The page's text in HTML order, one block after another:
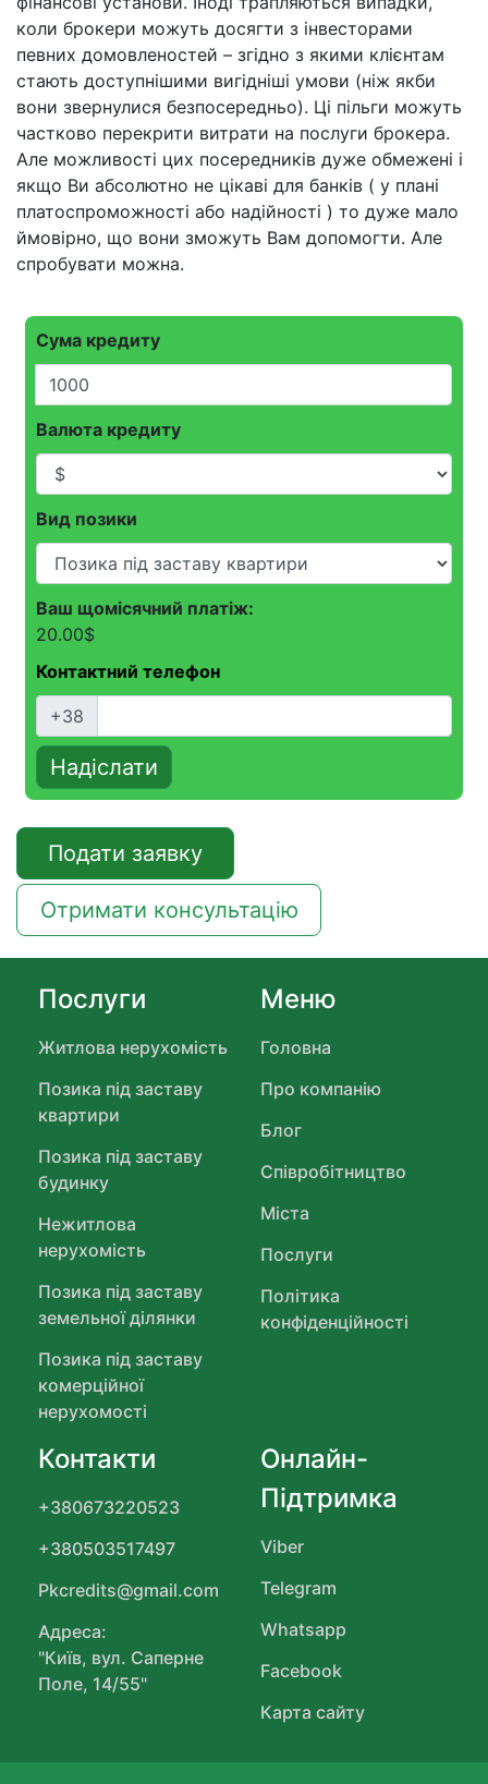
(найцікавіші для клієнта – стандартно дрібним
шрифтом). Тож якщо не полінуватися та уважно
ознайомитися з договором, то все стане й так
явним.
Стандартно оплачують послуги брокера тим, кому
необхідний кредит готівкою під заставу документів
на квартиру в Лебедівці і в окремих випадках
фінансові установи. Іноді трапляються випадки,
коли брокери можуть досягти з інвесторами
стають доступнішими вигідніші умови (ніж якби
вони звернулися безпосередньо). Ці пільги можуть
частково перекрити витрати на послуги брокера.
Але можливості цих посередників дуже обмежені і
якщо Ви абсолютно не цікаві для банків ( у плані
платоспроможності або надійності ) то дуже мало
ймовірно, що вони зможуть Вам допомогти. Але
спробувати можна.
Сума кредиту
Валюта кредиту
Вид позики
Ваш щомісячний платіж:
20.00 $
Контактний телефон
+38
Надіслати
Подати заявку
Отримати консультацію
Послуги
Житлова нерухомість
Позика під заставу
квартири
Позика під заставу
будинку
Нежитлова
земельної ділянки
Позика під заставу
комерційної
нерухомості
Головна
Про компанію
Міста
Послуги
конфіденційності
Контакти